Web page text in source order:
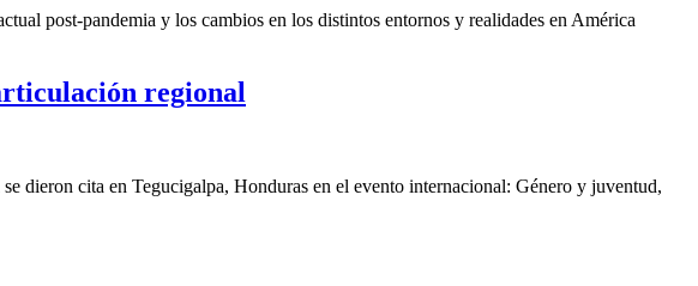
post-pandemia y los cambios en los distintos entornos y realidades en América
regional
dieron cita en Tegucigalpa, Honduras en el evento internacional: Género y juventud,